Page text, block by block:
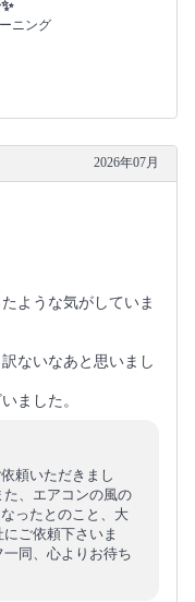
ニング
2026年07月
ような気がしていま
ないなあと思いまし
ました。
頼いただきまし
、エアコンの風の
ったとのこと、大
ご依頼下さいま
同、心よりお待ち